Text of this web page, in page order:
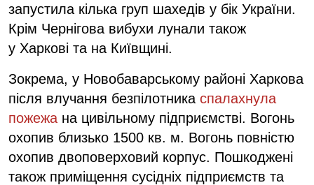
запустила кілька груп шахедів у бік України.
Крім Чернігова вибухи лунали також
у Харкові та на Київщині.
Зокрема, у Новобаварському районі Харкова
після влучання безпілотника спалахнула
пожежа на цивільному підприємстві. Вогонь
охопив близько 1500 кв. м. Вогонь повністю
охопив двоповерховий корпус. Пошкоджені
також приміщення сусідніх підприємств та